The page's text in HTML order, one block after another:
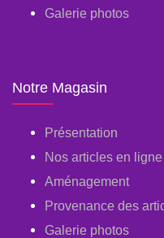
Galerie photos
Notre Magasin
Présentation
Nos articles en ligne
Aménagement
Provenance des
Galerie photos